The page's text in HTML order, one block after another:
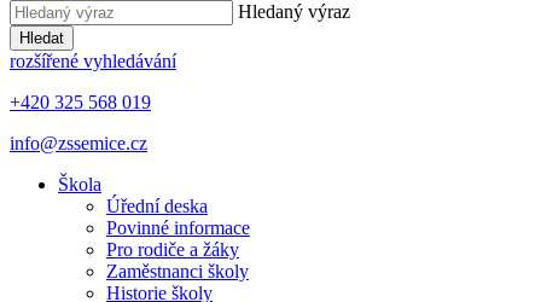
Hledaný výraz
Hledat
rozšířené vyhledávání
+420 325 568 019
info@zssemice.cz
Škola
Úřední deska
Povinné informace
Pro rodiče a žáky
Zaměstnanci školy
Historie školy